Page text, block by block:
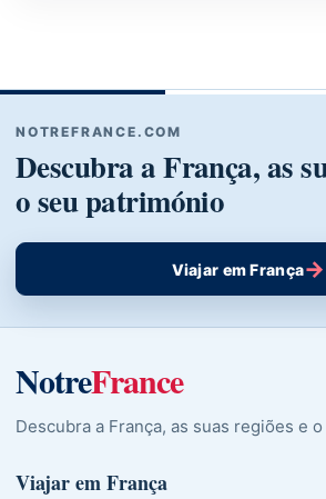
NOTREFRANCE.COM
Descubra a França, as
o seu património
Viajar em França→
NotreFrance
Descubra a França, as suas regiões e
Viajar em França